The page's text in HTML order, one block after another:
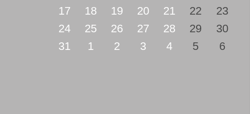
17
18 19 20 21 22
23
24
25 26 27 28 29
30
31
1 2 3 4 5 6